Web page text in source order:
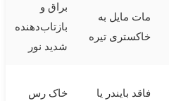
مات مایل به
خاکستری تیره
براق و
بازتاب‌دهنده
شدید نور
فاقد بایندر یا
خاک رس